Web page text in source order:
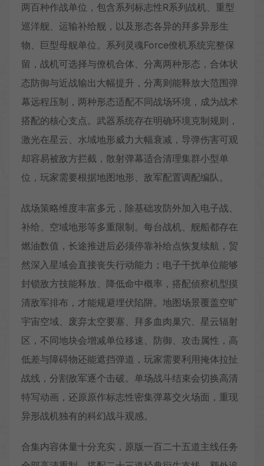
两百种作战单位，包含系列标志性R系列战机、重型
巡洋舰、运输补给舰，以及形态各异的拜多异形生
物、巨型母舰单位。系列灵魂Force僚机系统完整保
留，战机可选择与僚机合体、分离两种形态，合体状
态防御与近战输出大幅提升，分离则能释放大范围弹
幕远程压制，两种形态适配不同战场环境，成为战术
搭配的核心支点。武器系统存在明确环境克制规则，
激光在星云、水域地形威力大幅衰减，导弹伤害可观
却容易被敌方拦截，散射弹幕适合清理集群小型单
位，玩家需要根据地图地形、敌军配置调配编队。
战场策略维度丰富多元，除基础攻防外加入电子战、
补给、空域地形等多重限制。每台战机、舰船都存在
燃油数值，长途推进后必须停靠补给点恢复续航，贸
然深入星域会直接丧失行动能力；电子干扰单位能够
封锁敌方技能释放、降低命中概率，搭配侦察机型摸
清敌军排布，才能规避埋伏陷阱。地图场景覆盖空旷
宇宙空域、废弃太空要塞、拜多血肉巢穴、星云辐射
区，不同地块会增减单位移速、防御、攻击属性，高
低差与障碍物还能遮挡弹道，玩家需要利用掩体拉扯
战线，分割敌军逐个击破。单场战斗结束会切换高清
特写动画，还原原作标志性密集弹幕交火场面，重现
异形战机独有的科幻战斗观感。
合集内容体量十分充实，原版一百二十五道主线任务